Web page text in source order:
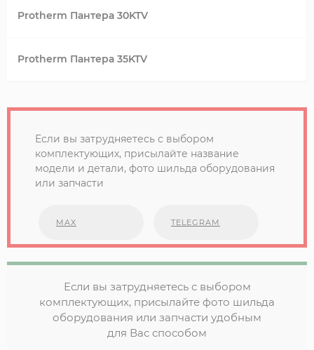
Protherm Пантера 30KTV
Protherm Пантера 35KTV
Если вы затрудняетесь с выбором
комплектующих, присылайте название
модели и детали, фото шильда оборудования
или запчасти
MAX TELEGRAM
Если вы затрудняетесь с выбором
комплектующих, присылайте фото шильда
оборудования или запчасти удобным
для Вас способом